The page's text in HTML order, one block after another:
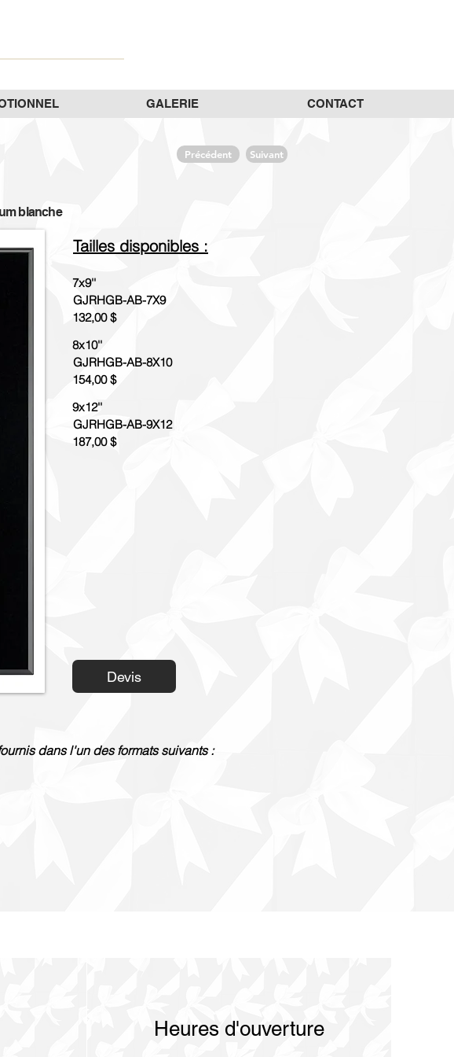
GALERIE CONTACT
Précédent Suivant
blanche
Tailles disponibles :
7x9''
GJRHGB-AB-7X9
132,00 $
8x10''
GJRHGB-AB-8X10
154,00 $
9x12''
GJRHGB-AB-9X12
187,00 $
Devis
dans l'un des formats suivants :
Heures d'ouverture